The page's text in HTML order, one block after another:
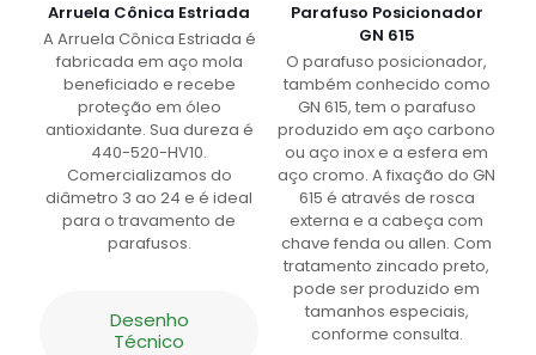
Arruela Cônica Estriada
A Arruela Cônica Estriada é
fabricada em aço mola
beneficiado e recebe
proteção em óleo
antioxidante. Sua dureza é
440-520-HV10.
Comercializamos do
diâmetro 3 ao 24 e é ideal
para o travamento de
parafusos.
Desenho
Técnico
Parafuso Posicionador
GN 615
O parafuso posicionador,
também conhecido como
GN 615, tem o parafuso
produzido em aço carbono
ou aço inox e a esfera em
aço cromo. A fixação do GN
615 é através de rosca
externa e a cabeça com
chave fenda ou allen. Com
tratamento zincado preto,
pode ser produzido em
tamanhos especiais,
conforme consulta.